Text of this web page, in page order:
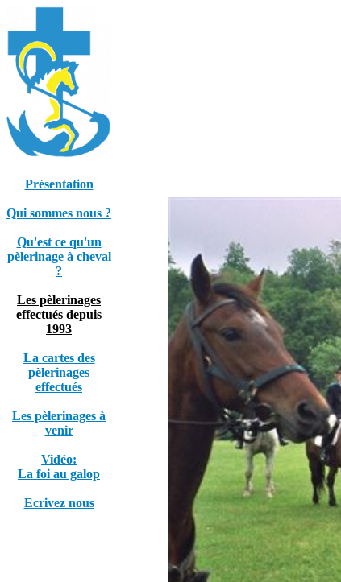
Présentation
Qui sommes nous ?
Qu'est ce qu'un
pèlerinage à cheval
?
Les pèlerinages
effectués depuis
1993
La cartes des
pèlerinages
effectués
Les pèlerinages à
venir
Vidéo:
La foi au galop
Ecrivez nous